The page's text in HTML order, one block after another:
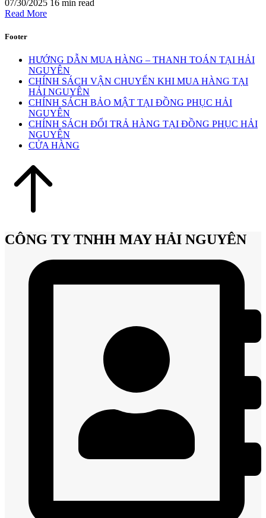
07/30/2025 16 min read
Read More
Footer
HƯỚNG DẪN MUA HÀNG – THANH TOÁN TẠI HẢI
NGUYÊN
CHÍNH SÁCH VẬN CHUYỂN KHI MUA HÀNG TẠI
HẢI NGUYÊN
CHÍNH SÁCH BẢO MẬT TẠI ĐỒNG PHỤC HẢI
NGUYÊN
CHÍNH SÁCH ĐỔI TRẢ HÀNG TẠI ĐỒNG PHỤC HẢI
NGUYÊN
CỬA HÀNG
CÔNG TY TNHH MAY HẢI NGUYÊN